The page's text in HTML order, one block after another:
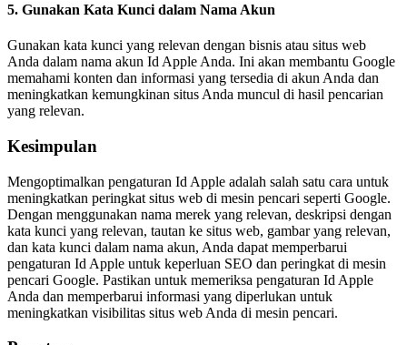
5. Gunakan Kata Kunci dalam Nama Akun
Gunakan kata kunci yang relevan dengan bisnis atau situs web
Anda dalam nama akun Id Apple Anda. Ini akan membantu Google
memahami konten dan informasi yang tersedia di akun Anda dan
meningkatkan kemungkinan situs Anda muncul di hasil pencarian
yang relevan.
Kesimpulan
Mengoptimalkan pengaturan Id Apple adalah salah satu cara untuk
meningkatkan peringkat situs web di mesin pencari seperti Google.
Dengan menggunakan nama merek yang relevan, deskripsi dengan
kata kunci yang relevan, tautan ke situs web, gambar yang relevan,
dan kata kunci dalam nama akun, Anda dapat memperbarui
pengaturan Id Apple untuk keperluan SEO dan peringkat di mesin
pencari Google. Pastikan untuk memeriksa pengaturan Id Apple
Anda dan memperbarui informasi yang diperlukan untuk
meningkatkan visibilitas situs web Anda di mesin pencari.